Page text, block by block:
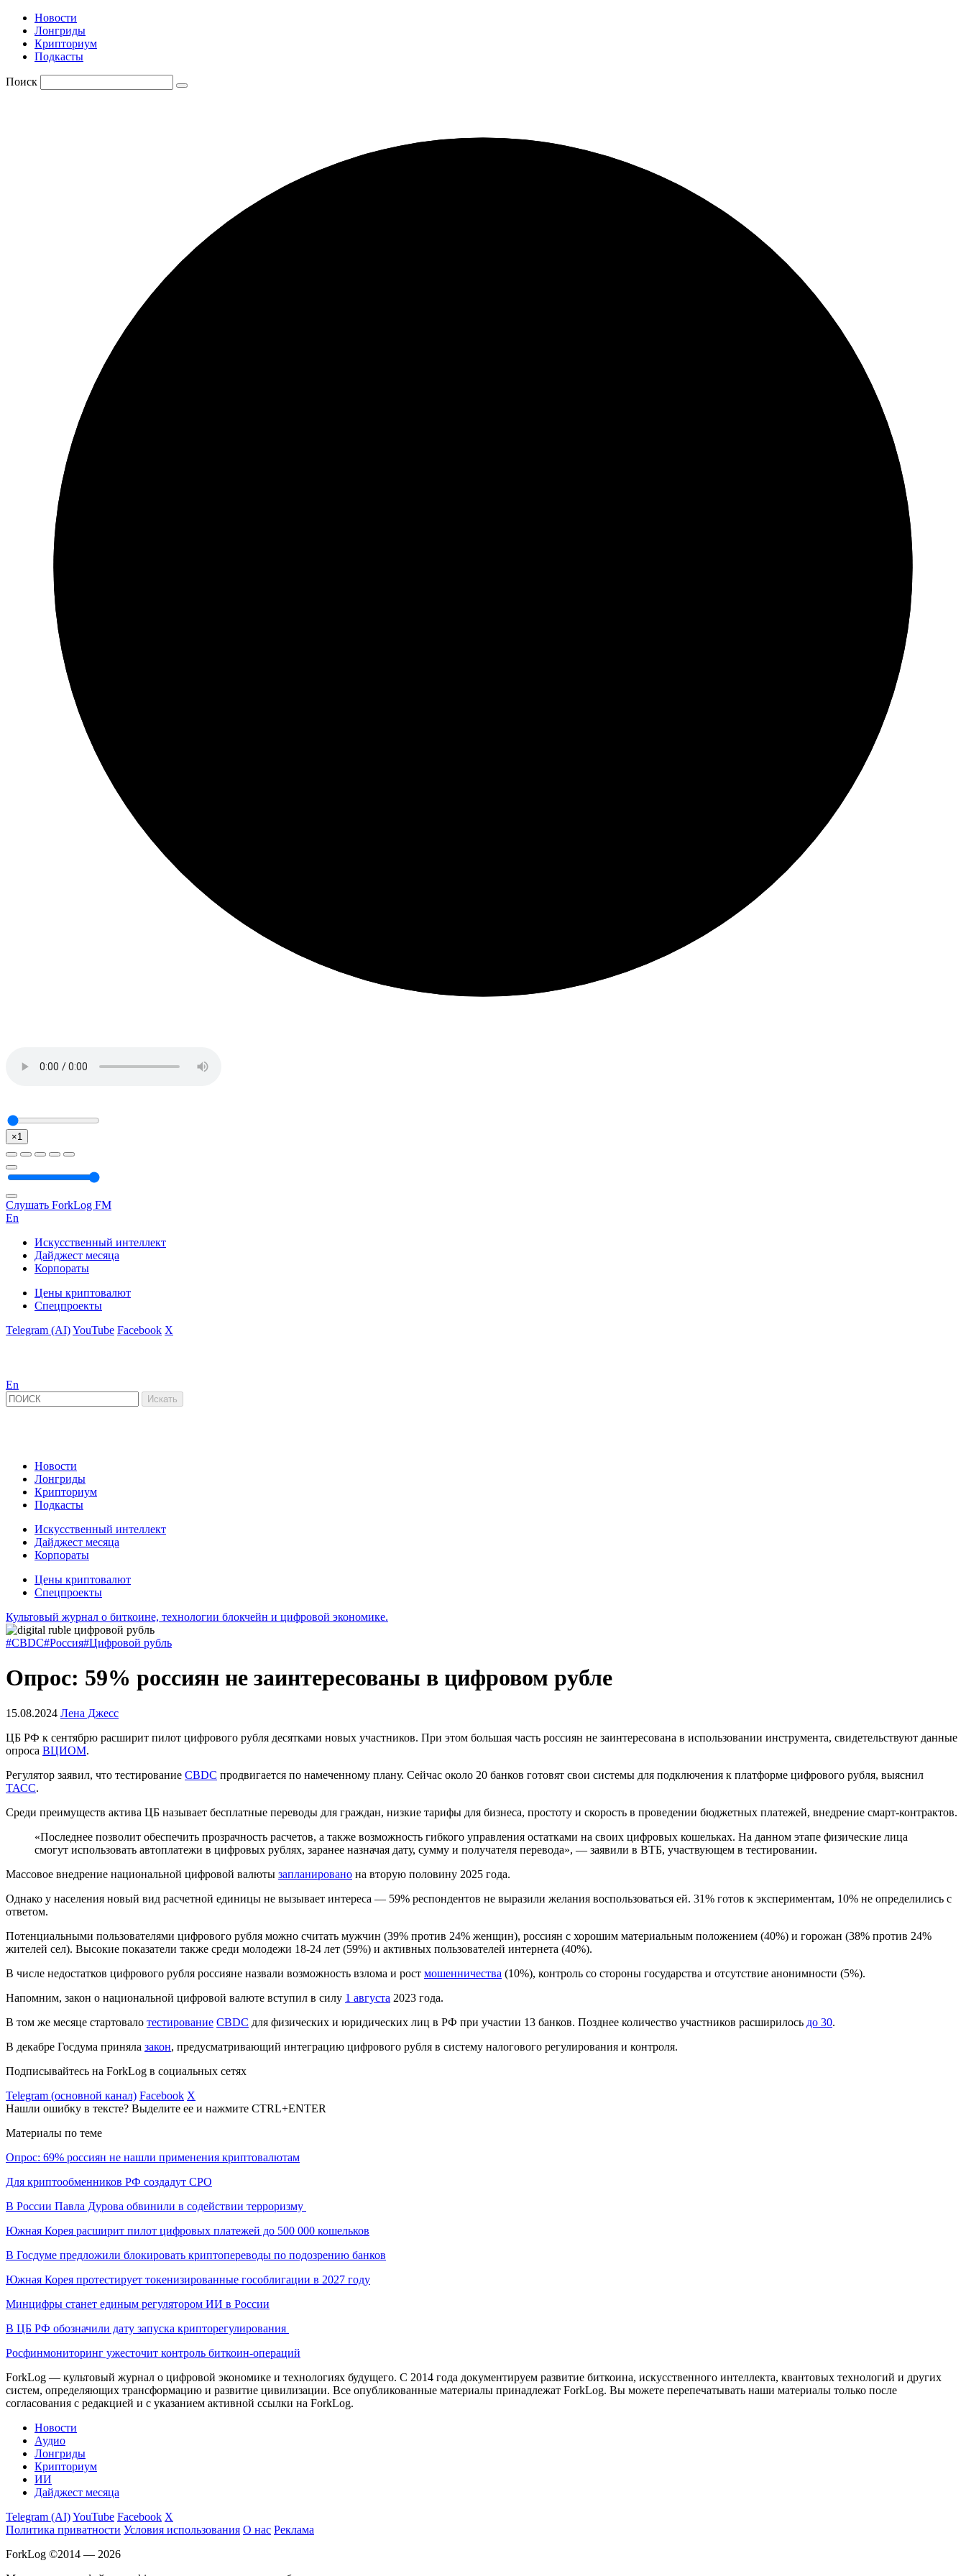
Новости
Лонгриды
Крипториум
Подкасты
Поиск
×1
Слушать ForkLog FM
En
Искусственный интеллект
Дайджест месяца
Корпораты
Цены криптовалют
Спецпроекты
Telegram (AI)YouTube Facebook X
En
Новости
Лонгриды
Крипториум
Подкасты
Искусственный интеллект
Дайджест месяца
Корпораты
Цены криптовалют
Спецпроекты
Культовый журнал о биткоине, технологии блокчейн и цифровой экономике.
#CBDC#Россия#Цифровой рубль
Опрос: 59% россиян не заинтересованы в цифровом рубле
15.08.2024 Лена Джесс
ЦБ РФ к сентябрю расширит пилот цифрового рубля десятками новых участников. При этом большая часть россиян не заинтересована в использовании инструмента, свидетельствуют данные
опроса ВЦИОМ.
Регулятор заявил, что тестирование CBDC продвигается по намеченному плану. Сейчас около 20 банков готовят свои системы для подключения к платформе цифрового рубля, выяснил
ТАСС.
Среди преимуществ актива ЦБ называет бесплатные переводы для граждан, низкие тарифы для бизнеса, простоту и скорость в проведении бюджетных платежей, внедрение смарт-контрактов.
«Последнее позволит обеспечить прозрачность расчетов, а также возможность гибкого управления остатками на своих цифровых кошельках. На данном этапе физические лица
смогут использовать автоплатежи в цифровых рублях, заранее назначая дату, сумму и получателя перевода», — заявили в ВТБ, участвующем в тестировании.
Массовое внедрение национальной цифровой валюты запланировано на вторую половину 2025 года.
Однако у населения новый вид расчетной единицы не вызывает интереса — 59% респондентов не выразили желания воспользоваться ей. 31% готов к экспериментам, 10% не определились с
ответом.
Потенциальными пользователями цифрового рубля можно считать мужчин (39% против 24% женщин), россиян с хорошим материальным положением (40%) и горожан (38% против 24%
жителей сел). Высокие показатели также среди молодежи 18-24 лет (59%) и активных пользователей интернета (40%).
В числе недостатков цифрового рубля россияне назвали возможность взлома и рост мошенничества (10%), контроль со стороны государства и отсутствие анонимности (5%).
Напомним, закон о национальной цифровой валюте вступил в силу 1 августа 2023 года.
В том же месяце стартовало тестирование CBDC для физических и юридических лиц в РФ при участии 13 банков. Позднее количество участников расширилось до 30.
В декабре Госдума приняла закон, предусматривающий интеграцию цифрового рубля в систему налогового регулирования и контроля.
Подписывайтесь на ForkLog в социальных сетях
Telegram (основной канал) Facebook X
Нашли ошибку в тексте? Выделите ее и нажмите CTRL+ENTER
Материалы по теме
Опрос: 69% россиян не нашли применения криптовалютам
Для криптообменников РФ создадут СРО
В России Павла Дурова обвинили в содействии терроризму
Южная Корея расширит пилот цифровых платежей до 500 000 кошельков
В Госдуме предложили блокировать криптопереводы по подозрению банков
Южная Корея протестирует токенизированные гособлигации в 2027 году
Минцифры станет единым регулятором ИИ в России
В ЦБ РФ обозначили дату запуска крипторегулирования
Росфинмониторинг ужесточит контроль биткоин-операций
ForkLog — культовый журнал о цифровой экономике и технологиях будущего. С 2014 года документируем развитие биткоина, искусственного интеллекта, квантовых технологий и других
систем, определяющих трансформацию и развитие цивилизации. Все опубликованные материалы принадлежат ForkLog. Вы можете перепечатывать наши материалы только после
согласования с редакцией и с указанием активной ссылки на ForkLog.
Новости
Аудио
Лонгриды
Крипториум
ИИ
Дайджест месяца
Telegram (AI)YouTube Facebook X
Политика приватности Условия использования О нас Реклама
ForkLog ©2014 — 2026